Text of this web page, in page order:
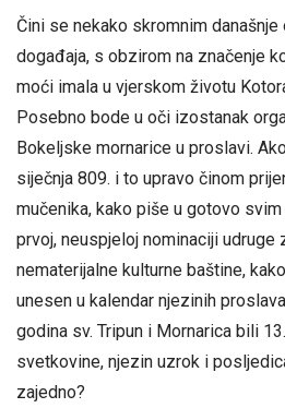
Čini se nekako skromnim
događaja, s obzirom na značenje
moći imala u vjerskom životu
Posebno bode u oči izostanak
Bokeljske mornarice u proslavi.
siječnja 809. i to upravo činom
mučenika, kako piše u gotovo
prvoj, neuspjeloj nominaciji udruge
nematerijalne kulturne baštine,
unesen u kalendar njezinih
godina sv. Tripun i Mornarica bili
svetkovine, njezin uzrok i
zajedno?